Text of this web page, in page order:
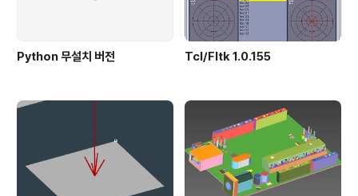
Python 무설치 버전 Tcl/Fltk 1.0.155